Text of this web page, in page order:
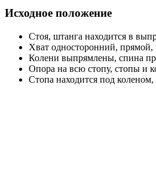
Исходное положение
Стоя, штанга находится в
Хват односторонний, прямой,
Колени выпрямлены, спина
Опора на всю стопу, стопы и
Стопа находится под